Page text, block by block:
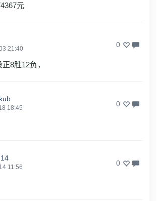
元
21:40 0
8胜12负，
18:45 0
11:56 0